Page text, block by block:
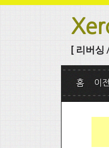
[ 리버싱
홈 이